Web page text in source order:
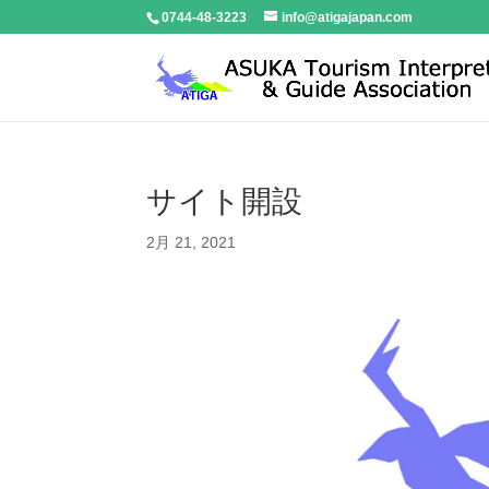
0744-48-3223 info@atigajapan.com
サイト開設
2月 21, 2021